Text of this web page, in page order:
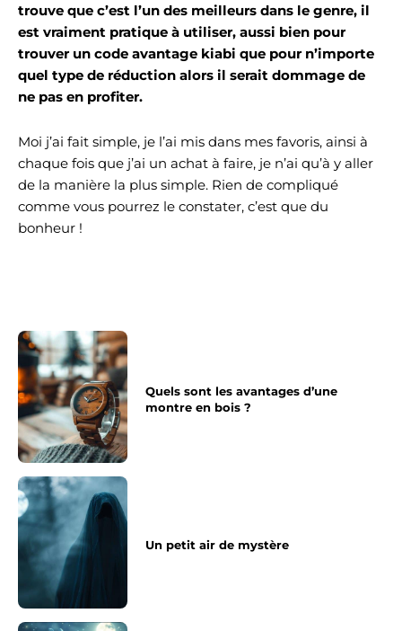
trouve que c’est l’un des meilleurs dans le genre, il
est vraiment pratique à utiliser, aussi bien pour
trouver un code avantage kiabi que pour n’importe
quel type de réduction alors il serait dommage de
ne pas en profiter.
Moi j’ai fait simple, je l’ai mis dans mes favoris, ainsi à
chaque fois que j’ai un achat à faire, je n’ai qu’à y aller
de la manière la plus simple. Rien de compliqué
comme vous pourrez le constater, c’est que du
bonheur !
Quels sont les avantages d’une
montre en bois ?
Un petit air de mystère